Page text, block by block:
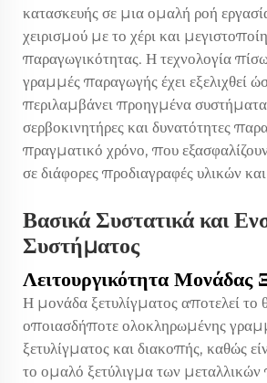
κατασκευής σε μια ομαλή ροή
χειρισμού με το χέρι και
παραγωγικότητας. Η τεχνολογία
γραμμές παραγωγής έχει εξελιχθεί
περιλαμβάνει προηγμένα συστήματα
σερβοκινητήρες και δυνατότητες
πραγματικό χρόνο, που
σε διάφορες προδιαγραφές υλικών
Βασικά Συστατικά και
Συστήματος
Λειτουργικότητα Μονάδας
Η μονάδα ξετυλίγματος αποτελεί το
οποιασδήποτε ολοκληρωμένης
ξετυλίγματος και διακοπής, καθώς
το ομαλό ξετύλιγμα των μεταλλικών